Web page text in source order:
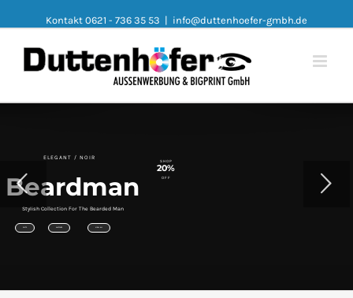
Kontakt 0621 - 736 35 53 | info@duttenhoefer-gmbh.de
Beardman
Stylish Collection For The Bearded Man
SHOP
20%
OFF
ELEGANT / NOIR
SUITS WATCHES VIEW ALL